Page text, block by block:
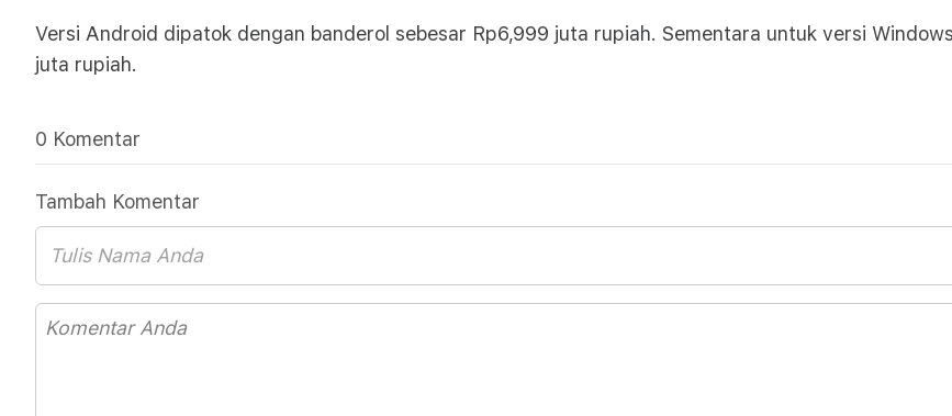
Versi Android dipatok dengan banderol sebesar Rp6,999 juta rupiah. Sementara untuk versi
juta rupiah.
0 Komentar
Tambah Komentar